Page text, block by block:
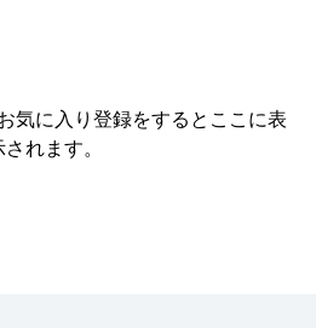
気に入り登録をすると ここに表
れます。